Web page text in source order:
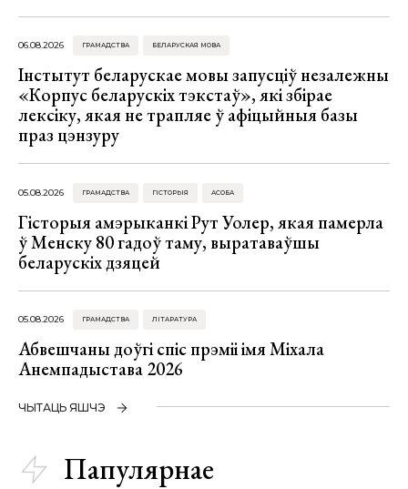
06.08.2026 ГРАМАДСТВА БЕЛАРУСКАЯ МОВА
Інстытут беларускае мовы запусціў незалежны
«Корпус беларускіх тэкстаў», які збірае
лексіку, якая не трапляе ў афіцыйныя базы
праз цэнзуру
05.08.2026 ГРАМАДСТВА ГІСТОРЫЯ АСОБА
Гісторыя амэрыканкі Рут Уолер, якая памерла
ў Менску 80 гадоў таму, выратаваўшы
беларускіх дзяцей
05.08.2026 ГРАМАДСТВА ЛІТАРАТУРА
Абвешчаны доўгі спіс прэміі імя Міхала
Анемпадыстава 2026
ЧЫТАЦЬ ЯШЧЭ
Папулярнае